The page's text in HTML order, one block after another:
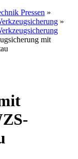
Pressen »
»
mit